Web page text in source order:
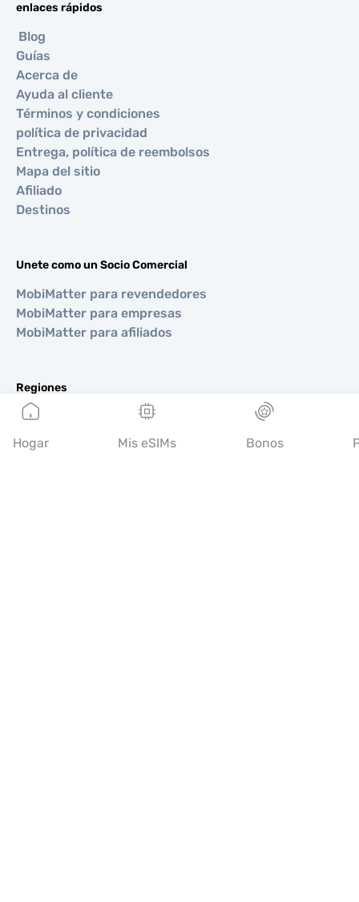
enlaces rápidos
Blog
Guías
Acerca de
Ayuda al cliente
Términos y condiciones
política de privacidad
Entrega, política de reembolsos
Mapa del sitio
Afiliado
Destinos
Unete como un Socio Comercial
MobiMatter para revendedores
MobiMatter para empresas
MobiMatter para afiliados
Regiones
eSIM para Europa
eSIM para Asia
eSIM para Américas
Hogar Mis eSIMs Bonos